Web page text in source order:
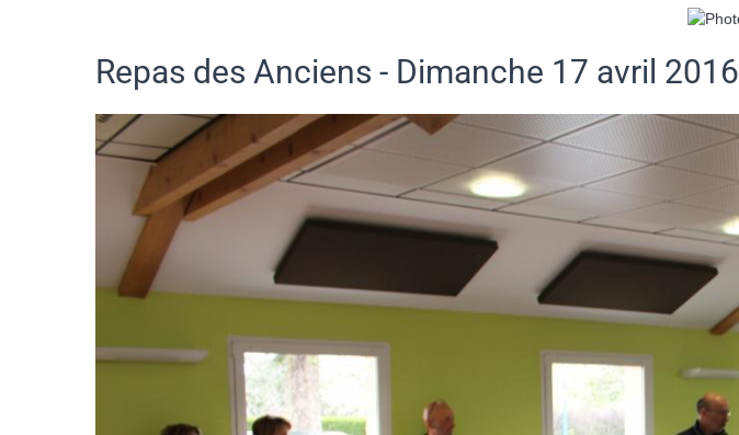
Repas des Anciens - Dimanche 17 avril 2016